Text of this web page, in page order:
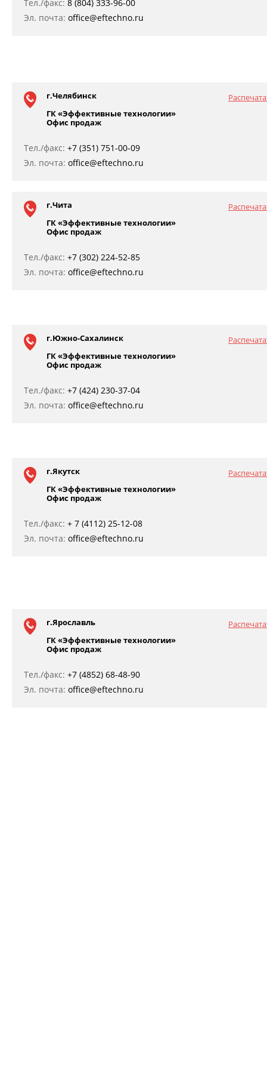
Тел./факс: 8 (804) 333-96-00
Эл. почта: office@eftechno.ru
г.Челябинск
ГК «Эффективные технологии»
Офис продаж
Тел./факс: +7 (351) 751-00-09
Эл. почта: office@eftechno.ru
г.Чита
ГК «Эффективные технологии»
Офис продаж
Тел./факс: +7 (302) 224-52-85
Эл. почта: office@eftechno.ru
г.Южно-Сахалинск
ГК «Эффективные технологии»
Офис продаж
Тел./факс: +7 (424) 230-37-04
Эл. почта: office@eftechno.ru
г.Якутск
ГК «Эффективные технологии»
Офис продаж
Тел./факс: + 7 (4112) 25-12-08
Эл. почта: office@eftechno.ru
г.Ярославль
ГК «Эффективные технологии»
Офис продаж
Тел./факс: +7 (4852) 68-48-90
Эл. почта: office@eftechno.ru